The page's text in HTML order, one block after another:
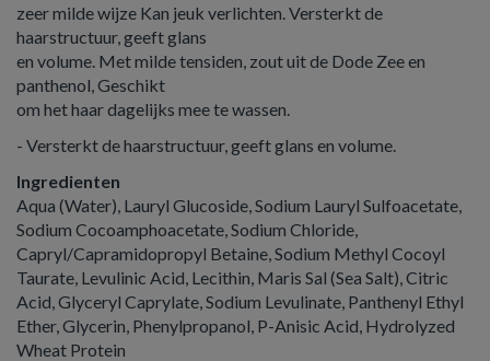
zeer milde wijze Kan jeuk verlichten. Versterkt de
haarstructuur, geeft glans
en volume. Met milde tensiden, zout uit de Dode Zee en
panthenol, Geschikt
om het haar dagelijks mee te wassen.
- Versterkt de haarstructuur, geeft glans en volume.
Ingredienten
Aqua (Water), Lauryl Glucoside, Sodium Lauryl Sulfoacetate,
Sodium Cocoamphoacetate, Sodium Chloride,
Capryl/Capramidopropyl Betaine, Sodium Methyl Cocoyl
Taurate, Levulinic Acid, Lecithin, Maris Sal (Sea Salt), Citric
Acid, Glyceryl Caprylate, Sodium Levulinate, Panthenyl Ethyl
Ether, Glycerin, Phenylpropanol, P-Anisic Acid, Hydrolyzed
Wheat Protein